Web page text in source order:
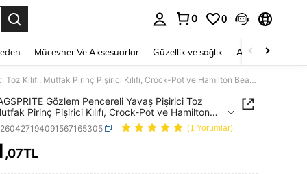
0 0
Mücevher Ve Aksesuarlar Güzellik ve sağlık Ayakkabı
Yeni BAGSPRITE Gözlem Pencereli Yavaş Pişirici Toz Kılıfı, Mutfak Pirinç Pişirici Kılıfı, Crock-Pot ve Hamilton Beach 6, 7, 8 Quart Oval Yavaş Pişiriciler İçin Uygun – Şeffaf Pencereli Cihaz Toz Kılıfı
Gözlem Pencereli Yavaş Pişirici Toz
Pirinç Pişirici Kılıfı, Crock-Pot ve Hamilton
7, 8 Quart Oval Yavaş Pişiriciler İçin Uygun –
Cihaz Toz Kılıfı
(1 Yorumlar)
AND AVAILABILITY
,07TL